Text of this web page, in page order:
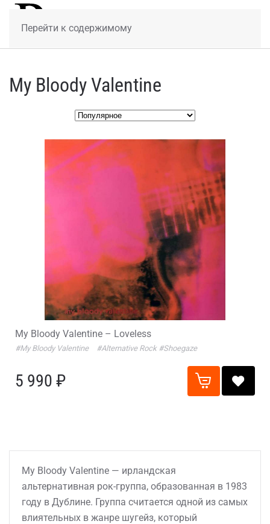
Перейти к содержимому
My Bloody Valentine
My Bloody Valentine – Loveless
#My Bloody Valentine #Alternative Rock #Shoegaze
5 990 ₽
My Bloody Valentine — ирландская
альтернативная рок-группа, образованная в 1983
году в Дублине. Группа считается одной из самых
влиятельных в жанре шугейз, который